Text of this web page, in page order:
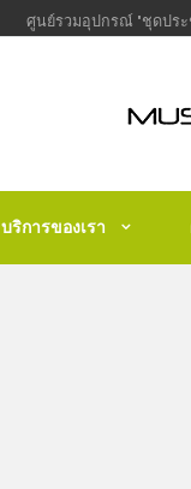
ศูนย์รวมอุปกรณ์ "ชุดประ
บริการของเรา